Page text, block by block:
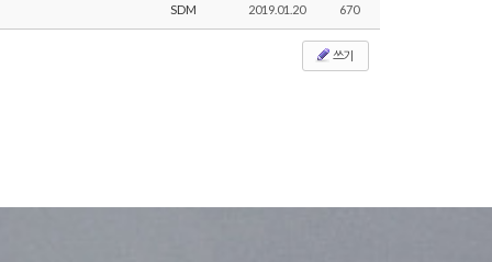
SDM 2019.01.20 670
쓰기